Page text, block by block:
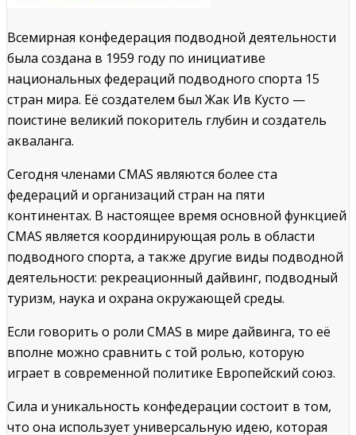
Всемирная конфедерация подводной деятельности
была создана в 1959 году по инициативе
национальных федераций подводного спорта 15
стран мира. Её создателем был Жак Ив Кусто —
поистине великий покоритель глубин и создатель
акваланга.
Сегодня членами CMAS являются более ста
федераций и организаций стран на пяти
континентах. В настоящее время основной функцией
CMAS является координирующая роль в области
подводного спорта, а также другие виды подводной
деятельности: рекреационный дайвинг, подводный
туризм, наука и охрана окружающей среды.
Если говорить о роли CMAS в мире дайвинга, то её
вполне можно сравнить с той ролью, которую
играет в современной политике Европейский союз.
Сила и уникальность конфедерации состоит в том,
что она использует универсальную идею, которая